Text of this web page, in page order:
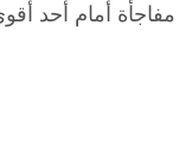
أمام أحد أقوى